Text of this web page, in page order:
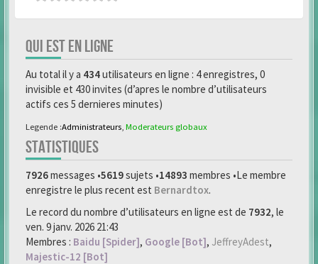
QUI EST EN LIGNE
Au total il y a 434utilisateurs en ligne : 4 enregistres, 0
invisible et 430 invites (d’apres le nombre d’utilisateurs
actifs ces 5 dernieres minutes)
Legende :Administrateurs Moderateurs globaux
STATISTIQUES
7926messages •5619sujets •14893 membres •Le membre
enregistre le plus recent est Bernardtox.
Le record du nombre d’utilisateurs en ligne est de 7932, le
ven. 9 janv. 2026 21:43
Membres : Baidu [Spider], Google [Bot], JeffreyAdest,
Majestic-12 [Bot]